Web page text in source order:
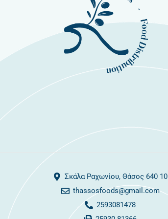
Σκάλα Ραχωνίου, Θάσος 640 10
thassosfoods@gmail.com
2593081478